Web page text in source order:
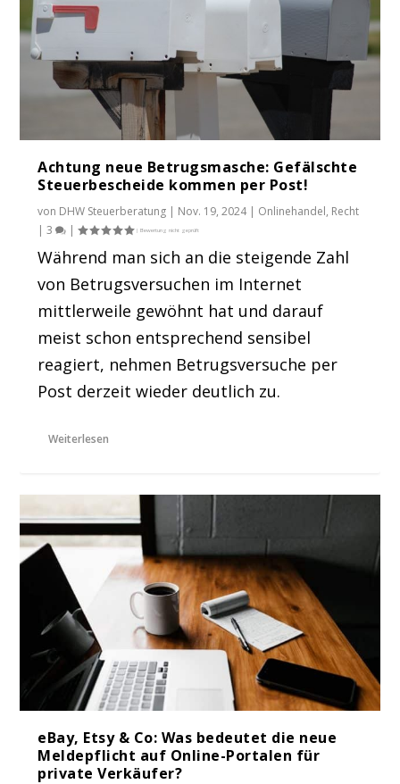
eBay, Etsy & Co: Was bedeutet die neue
Meldepf...
Teilnahme am OSS-Verfahren: Diese
Gründe können zu...
Lange Sperren drohen: Weshalb sich
Onlinehändler u...
Wann Arbeitnehmer Beihilfen und
Unterstützungen in...
Tax Compliance: Wie Sie ein Steuer-IKS vor
teuren ...
Achtung neue Betrugsmasche: Gefälschte
Steuerbescheide kommen per Post!
von DHW Steuerberatung | Nov. 19, 2024| Onlinehandel, Recht
|3 |
Während man sich an die steigende Zahl
von Betrugsversuchen im Internet
mittlerweile gewöhnt hat und darauf
meist schon entsprechend sensibel
reagiert, nehmen Betrugsversuche per
Post derzeit wieder deutlich zu.
Weiterlesen
eBay, Etsy & Co: Was bedeutet die neue
Meldepflicht auf Online-Portalen für
private Verkäufer?